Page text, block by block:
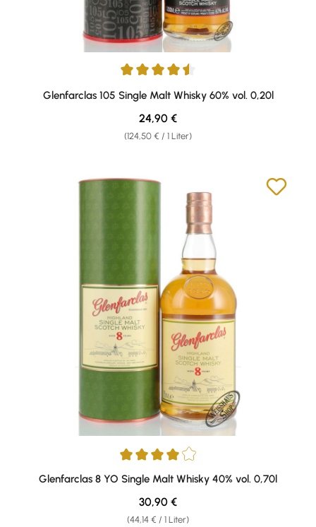
Durchschnittliche Bewertung von 4.5 von 5 Sternen
Glenfarclas 105 Single Malt Whisky 60% vol. 0,20l
(124,50 € / 1 Liter)
Regulärer Preis:
24,90 €
Durchschnittliche Bewertung von 4 von 5 Sternen
Glenfarclas 8 YO Single Malt Whisky 40% vol. 0,70l
(44,14 € / 1 Liter)
Regulärer Preis:
30,90 €